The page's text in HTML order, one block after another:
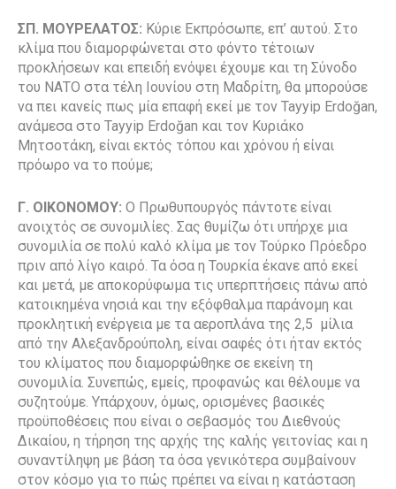
ΣΠ. ΜΟΥΡΕΛΑΤΟΣ: Κύριε Εκπρόσωπε, επ’ αυτού. Στο
κλίμα που διαμορφώνεται στο φόντο τέτοιων
προκλήσεων και επειδή ενόψει έχουμε και τη Σύνοδο
του ΝΑΤΟ στα τέλη Ιουνίου στη Μαδρίτη, θα μπορούσε
να πει κανείς πως μία επαφή εκεί με τον Tayyip Erdoğan,
ανάμεσα στο Tayyip Erdoğan και τον Κυριάκο
Μητσοτάκη, είναι εκτός τόπου και χρόνου ή είναι
πρόωρο να το πούμε;
Γ. ΟΙΚΟΝΟΜΟΥ: Ο Πρωθυπουργός πάντοτε είναι
ανοιχτός σε συνομιλίες. Σας θυμίζω ότι υπήρχε μια
συνομιλία σε πολύ καλό κλίμα με τον Τούρκο Πρόεδρο
πριν από λίγο καιρό. Τα όσα η Τουρκία έκανε από εκεί
και μετά, με αποκορύφωμα τις υπερπτήσεις πάνω από
κατοικημένα νησιά και την εξόφθαλμα παράνομη και
προκλητική ενέργεια με τα αεροπλάνα της 2,5 μίλια
από την Αλεξανδρούπολη, είναι σαφές ότι ήταν εκτός
του κλίματος που διαμορφώθηκε σε εκείνη τη
συνομιλία. Συνεπώς, εμείς, προφανώς και θέλουμε να
συζητούμε. Υπάρχουν, όμως, ορισμένες βασικές
προϋποθέσεις που είναι ο σεβασμός του Διεθνούς
Δικαίου, η τήρηση της αρχής της καλής γειτονίας και η
συναντίληψη με βάση τα όσα γενικότερα συμβαίνουν
στον κόσμο για το πώς πρέπει να είναι η κατάσταση